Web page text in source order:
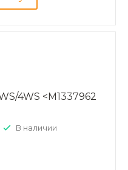
4WS <M1337962
В наличии